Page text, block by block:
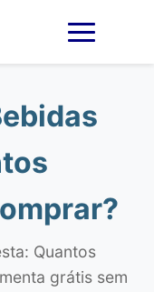
Quantos
grátis sem